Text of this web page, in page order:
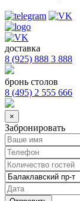
доставка
8 (925) 888 3 888
бронь столов
8 (495) 2 555 666
×
Забронировать